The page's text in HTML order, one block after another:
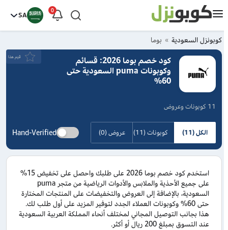
0
SA
كوبونزل السعودية بوما
كود خصم بوما 2026: قسائم
وكوبونات puma السعودية حتى
60%
11 كوبونات وعروض
قيَم هذا
الكل (11) كوبونات (11) عروض (0) Hand-Verified
استخدم كود خصم بوما 2026 على طلبك واحصل على تخفيض 15%
على جميع الأحذية والملابس والأدوات الرياضية من متجر puma
السعودية، بالإضافة إلى العروض والتخفيضات على المنتجات المختارة
حتى 60% وكوبونات العملاء الجدد لتوفير المزيد على أول طلب لك.
هذا بجانب التوصيل المجاني لمختلف أنحاء المملكة العربية السعودية
عند التسوق بمبلغ 200 ريال أو أكثر.